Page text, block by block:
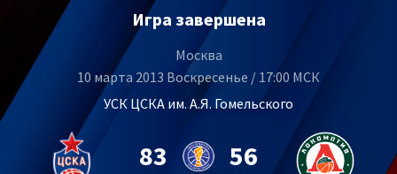
Игра завершена
Москва
10 марта 2013 Воскресенье / 17:00 МСК
УСК ЦСКА им. А.Я. Гомельского
83 56